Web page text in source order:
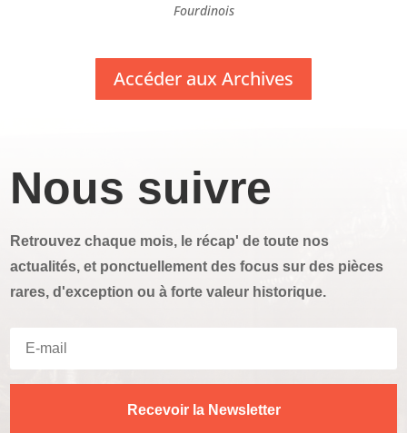
Fourdinois
Accéder aux Archives
Nous suivre
Retrouvez chaque mois, le récap' de toute nos
actualités, et ponctuellement des focus sur des pièces
rares, d'exception ou à forte valeur historique.
Recevoir la Newsletter